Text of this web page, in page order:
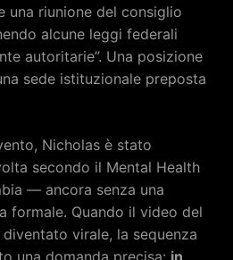
una riunione del consiglio
alcune leggi federali
autoritarie”. Una posizione
sede istituzionale preposta
Nicholas è stato
secondo il Mental Health
— ancora senza una
formale. Quando il video del
virale, la sequenza
una domanda precisa: in